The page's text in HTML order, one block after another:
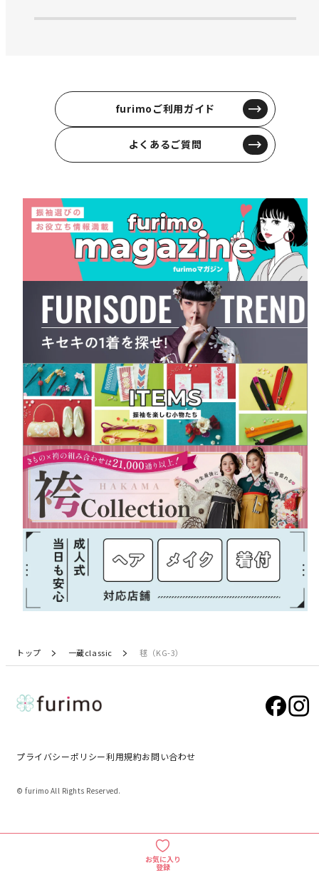
furimoご利用ガイド
よくあるご質問
お気に入り
登録
トップ 一蔵classic 毬（KG-3）
プライバシーポリシー利用規約お問い合わせ
© furimo All Rights Reserved.